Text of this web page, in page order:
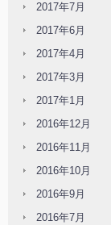
2017年7月
2017年6月
2017年4月
2017年3月
2017年1月
2016年12月
2016年11月
2016年10月
2016年9月
2016年7月